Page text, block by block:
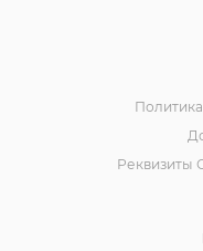
Реквизиты